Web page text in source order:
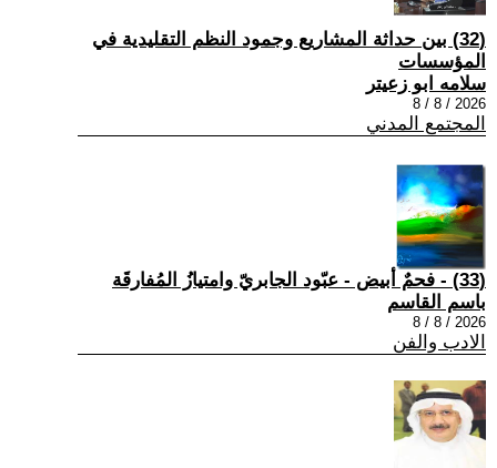
(32) بين حداثة المشاريع وجمود النظم التقليدية في
المؤسسات
سلامه ابو زعيتر
2026 / 8 / 8
المجتمع المدني
(33) - فحمٌ أبيض - عبّود الجابريّ وامتيازُ المُفارقَة
باسم القاسم
2026 / 8 / 8
الادب والفن